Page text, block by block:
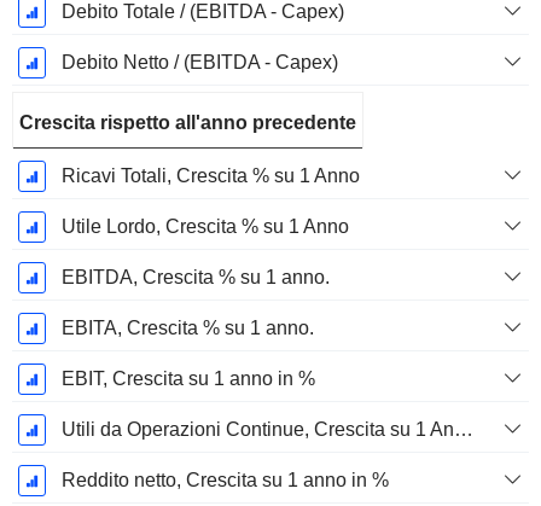
Debito Totale / (EBITDA - Capex)
Debito Netto / (EBITDA - Capex)
Crescita rispetto all'anno precedente
Ricavi Totali, Crescita % su 1 Anno
Utile Lordo, Crescita % su 1 Anno
EBITDA, Crescita % su 1 anno.
EBITA, Crescita % su 1 anno.
EBIT, Crescita su 1 anno in %
Utili da Operazioni Continue, Crescita su 1 Anno in %
Reddito netto, Crescita su 1 anno in %